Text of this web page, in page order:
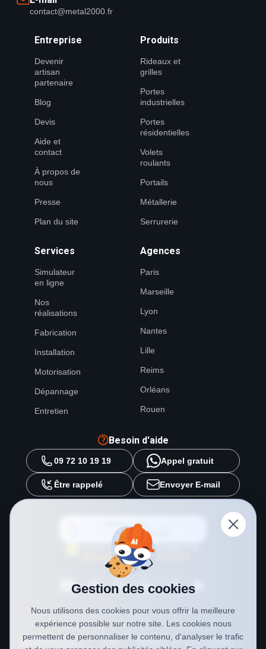
contact@metal2000.fr
Entreprise
Devenir
artisan
partenaire
Blog
Devis
Aide et
contact
À propos de
nous
Presse
Plan du site
Produits
Rideaux et
grilles
Portes
industrielles
Portes
résidentielles
Volets
roulants
Portails
Métallerie
Serrurerie
Services
Simulateur
en ligne
Nos
réalisations
Fabrication
Installation
Motorisation
Dépannage
Entretien
Agences
Paris
Marseille
Lyon
Nantes
Lille
Reims
Orléans
Rouen
Besoin d'aide
09 72 10 19 19 Appel gratuit
Être rappelé Envoyer E-mail
METAL 2000
source préférée surGoogle
Mentions légales CGV Politique de confidentialité
Gestion des cookies
Nous utilisons des cookies pour vous offrir la meilleure
expérience possible sur notre site. Les cookies nous
permettent de personnaliser le contenu, d'analyser le trafic